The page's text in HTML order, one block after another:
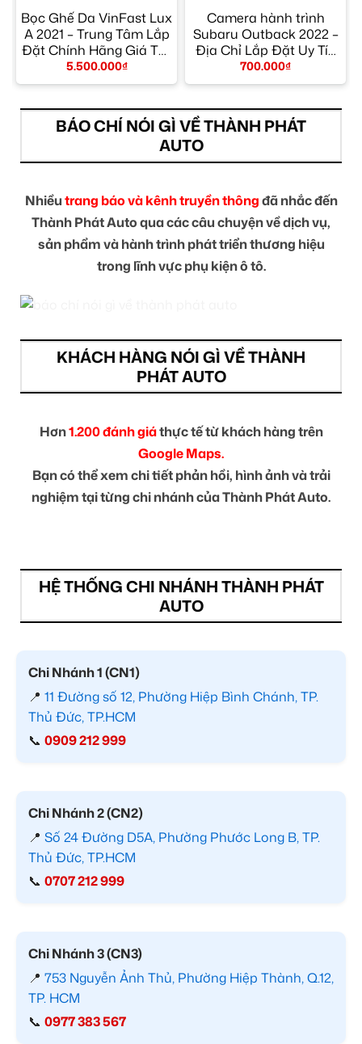
Bọc Ghế Da VinFast Lux
A 2021 – Trung Tâm Lắp
Đặt Chính Hãng Giá Tốt
TPHCM
5.500.000₫
Camera hành trình
Subaru Outback 2022 –
Địa Chỉ Lắp Đặt Uy Tín
TPHCM
700.000₫
BÁO CHÍ NÓI GÌ VỀ THÀNH PHÁT
AUTO
Nhiềutrang báo và kênh truyền thôngđã nhắc đến
Thành Phát Auto qua các câu chuyện về dịch vụ,
sản phẩm và hành trình phát triển thương hiệu
trong lĩnh vực phụ kiện ô tô.
KHÁCH HÀNG NÓI GÌ VỀ THÀNH
PHÁT AUTO
Hơn1.200 đánh giáthực tế từ khách hàng trên
Google Maps.
Bạn có thể xem chi tiết phản hồi, hình ảnh và trải
nghiệm tại từng chi nhánh của Thành Phát Auto.
HỆ THỐNG CHI NHÁNH THÀNH PHÁT
AUTO
Chi Nhánh 1 (CN1)
📍 11 Đường số 12, Phường Hiệp Bình Chánh, TP.
Thủ Đức, TP.HCM
📞 0909 212 999
Chi Nhánh 2 (CN2)
📍 Số 24 Đường D5A, Phường Phước Long B, TP.
Thủ Đức, TP.HCM
📞 0707 212 999
Chi Nhánh 3 (CN3)
📍 753 Nguyễn Ảnh Thủ, Phường Hiệp Thành, Q.12,
TP. HCM
📞 0977 383 567